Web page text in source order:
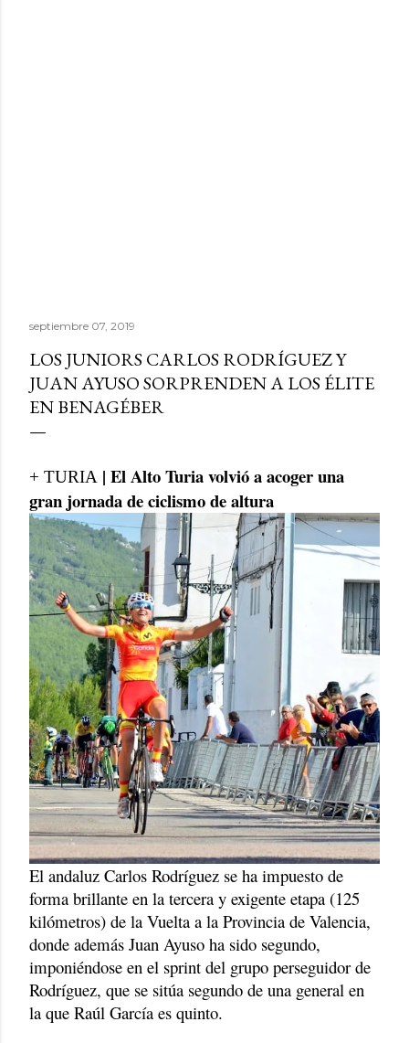
septiembre 07, 2019
LOS JUNIORS CARLOS RODRÍGUEZ Y
JUAN AYUSO SORPRENDEN A LOS ÉLITE
EN BENAGÉBER
+ TURIA | El Alto Turia volvió a acoger una
gran jornada de ciclismo de altura
El andaluz Carlos Rodríguez se ha impuesto de
forma brillante en la tercera y exigente etapa (125
kilómetros) de la Vuelta a la Provincia de Valencia,
donde además Juan Ayuso ha sido segundo,
imponiéndose en el sprint del grupo perseguidor de
Rodríguez, que se sitúa segundo de una general en
la que Raúl García es quinto.